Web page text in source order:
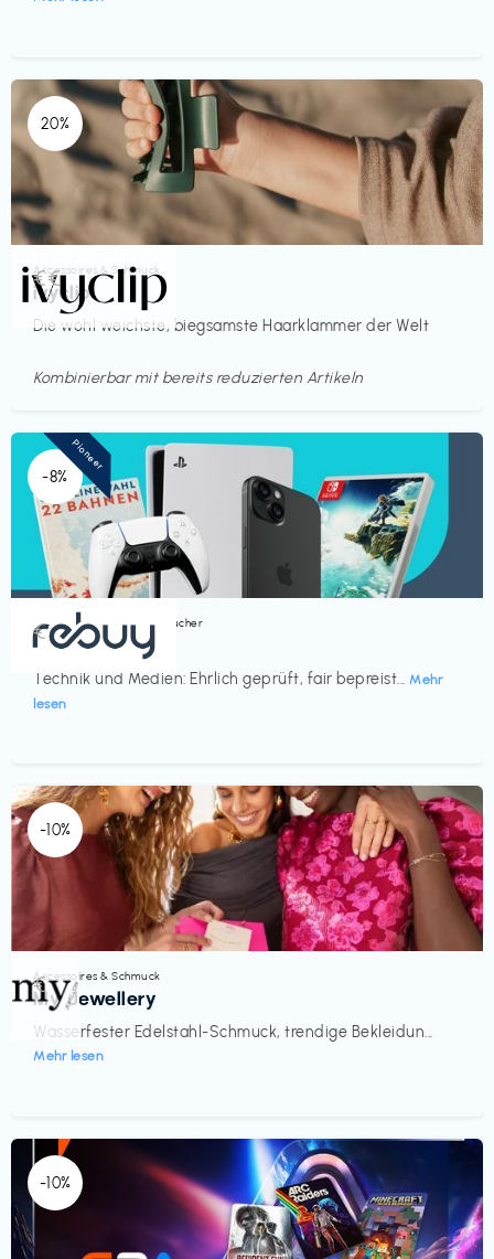
20%
Accessoires & Schmuck
ivyclip
Die wohl weichste, biegsamste Haarklammer der Welt
€€‎
Kombinierbar mit bereits reduzierten Artikeln
-8%
Bücher, Magazine & Hörbücher
rebuy
Technik und Medien: Ehrlich geprüft, fair bepreist... Mehr
lesen
€‎
Pioneer
-10%
Accessoires & Schmuck
My Jewellery
Wasserfester Edelstahl-Schmuck, trendige Bekleidun...
Mehr lesen
€‎
-10%